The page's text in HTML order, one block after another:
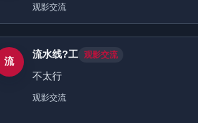
观影交流
流
流水线?工 观影交流
不太行
观影交流